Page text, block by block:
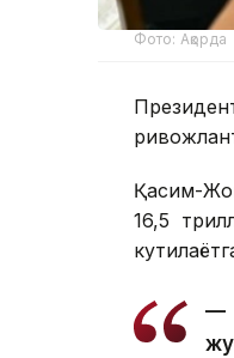
Фото: Ақорда
Қасим-
16,5
—